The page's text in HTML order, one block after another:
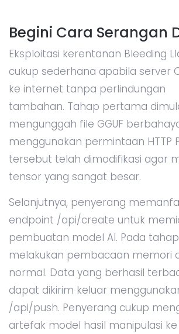
Begini Cara Serangan
Eksploitasi kerentanan Bleeding
cukup sederhana apabila server
ke internet tanpa perlindungan
tambahan. Tahap pertama
mengunggah file GGUF
menggunakan permintaan HTTP
tersebut telah dimodifikasi agar
tensor yang sangat besar.
Selanjutnya, penyerang
endpoint /api/create untuk
pembuatan model AI. Pada
melakukan pembacaan memori
normal. Data yang berhasil
dapat dikirim keluar
/api/push. Penyerang cukup
artefak model hasil manipulasi